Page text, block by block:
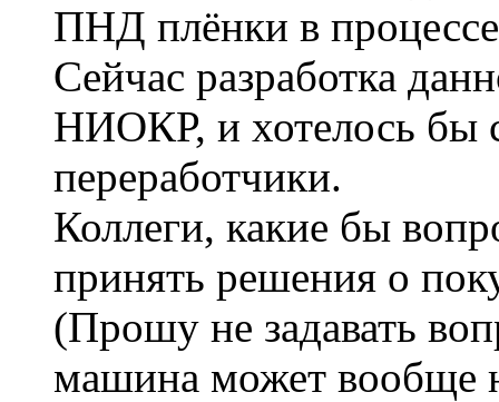
ПНД плёнки в
Сейчас разработка
НИОКР, и хотелось бы
переработчики.
Коллеги, какие бы
принять решения о
(Прошу не задавать
машина может вообще